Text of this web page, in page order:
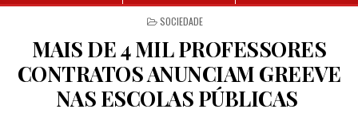
POSTED IN
SOCIEDADE
MAIS DE 4 MIL PROFESSORES
CONTRATOS ANUNCIAM GREEVE
NAS ESCOLAS PÚBLICAS